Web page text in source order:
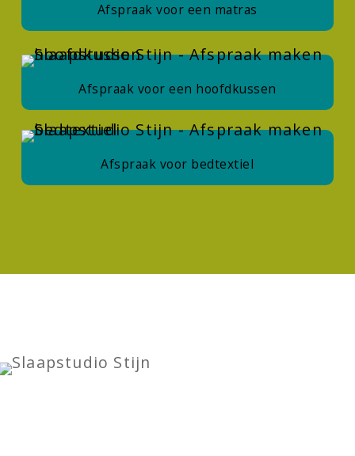
Afspraak voor een matras
Afspraak voor een hoofdkussen
Afspraak voor bedtextiel